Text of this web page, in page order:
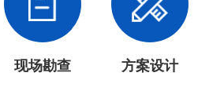
现场勘查 方案设计